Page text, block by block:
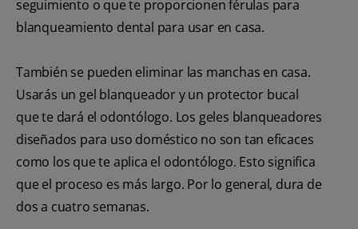
seguimiento o que te proporcionen férulas para
blanqueamiento dental para usar en casa.
También se pueden eliminar las manchas en casa.
Usarás un gel blanqueador y un protector bucal
que te dará el odontólogo. Los geles blanqueadores
diseñados para uso doméstico no son tan eficaces
como los que te aplica el odontólogo. Esto significa
que el proceso es más largo. Por lo general, dura de
dos a cuatro semanas.